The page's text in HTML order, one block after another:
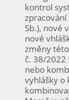
kontrol
Sb.), nové
nové
změny
č. 38/2022
nebo
vyhlášky o